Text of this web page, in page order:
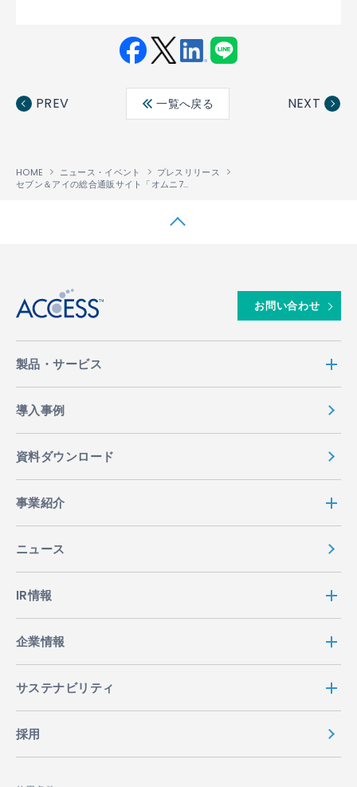
ebo ter
edin
PREV 一覧へ戻る NEXT
HOME ニュース・イベント
プレスリリース
セブン＆アイの総合通販サイト「オムニ7」の電子書籍ストアに、電子書籍統合ソリューション「PUBLUS®」の最新版が採用
お問い合わせ
製品・サービス
導入事例
資料ダウンロード
事業紹介
ニュース
IR情報
企業情報
サステナビリティ
採用